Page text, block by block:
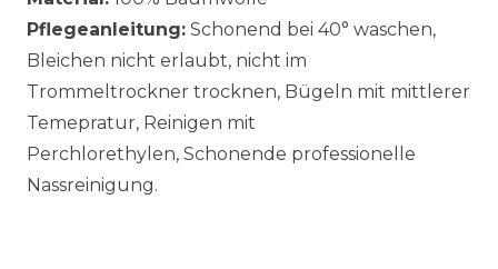
Pflegeanleitung: Schonend bei 40° waschen,
Bleichen nicht erlaubt, nicht im
Trommeltrockner trocknen, Bügeln mit mittlerer
Temepratur, Reinigen mit
Perchlorethylen, Schonende professionelle
Nassreinigung.